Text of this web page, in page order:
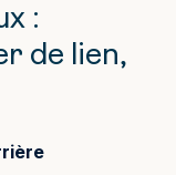
:
de lien,